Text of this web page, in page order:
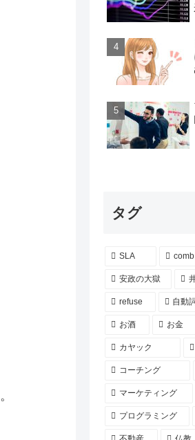
タグ
SLA comb
安政の大獄
refuse 自動
お酒 お金
カヤック
コーチング
マーケティング
プログラミング